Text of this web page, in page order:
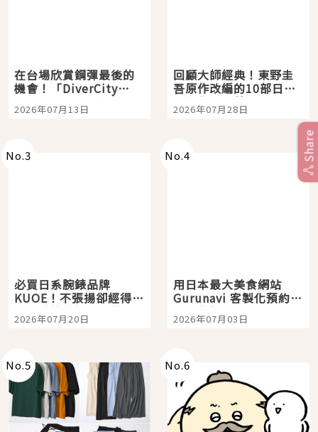
在台場欣賞鋼彈最後的
機會！「DiverCity
Tokyo Plaza」搭船、
購物、美食及夜景，一
2026年07月13日
回顧大師經典！東野圭
吾原作改編的10部日本
影視作品推薦
2026年07月28日
No.3
必買日系腕錶品牌
KUOE！不張揚卻經得起
時間洗鍊的經典之作五
選
2026年07月20日
No.4
用日本最大美食網站
Gurunavi 客製化預約九
大都市餐廳，打造專屬
美食體驗！
2026年07月03日
No.5 No.6
Share